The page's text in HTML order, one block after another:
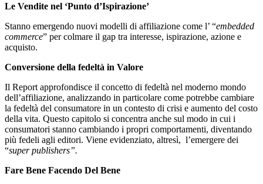
Le Vendite nel ‘Punto d’Ispirazione’
Stanno emergendo nuovi modelli di affiliazione come l’ “embedded
commerce” per colmare il gap tra interesse, ispirazione, azione e
acquisto.
Conversione della fedeltà in Valore
Il Report approfondisce il concetto di fedeltà nel moderno mondo
dell’affiliazione, analizzando in particolare come potrebbe cambiare
la fedeltà del consumatore in un contesto di crisi e aumento del costo
della vita. Questo capitolo si concentra anche sul modo in cui i
consumatori stanno cambiando i propri comportamenti, diventando
più fedeli agli editori. Viene evidenziato, altresì, l’emergere dei
“super publishers”.
Fare Bene Facendo Del Bene